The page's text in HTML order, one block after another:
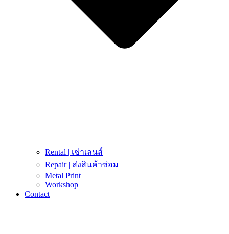
Rental | เช่าเลนส์
Repair | ส่งสินค้าซ่อม
Metal Print
Workshop
Contact